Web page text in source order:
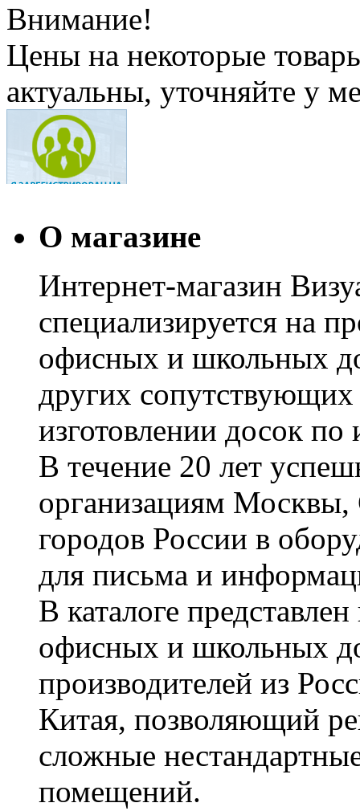
Внимание!
Цены на некоторые
актуальны, уточняйте у
О магазине
Интернет-магазин
специализируется на
офисных и школьных
других сопутствующих
изготовлении досок по
В течение 20 лет
организациям Москвы,
городов России в
для письма и
В каталоге
офисных и школьных
производителей из
Китая, позволяющий
сложные
помещений.